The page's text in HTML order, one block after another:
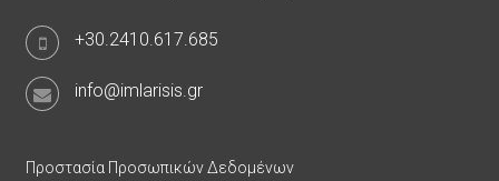
+30.2410.617.685
info@imlarisis.gr
Προστασία Προσωπικών Δεδομένων